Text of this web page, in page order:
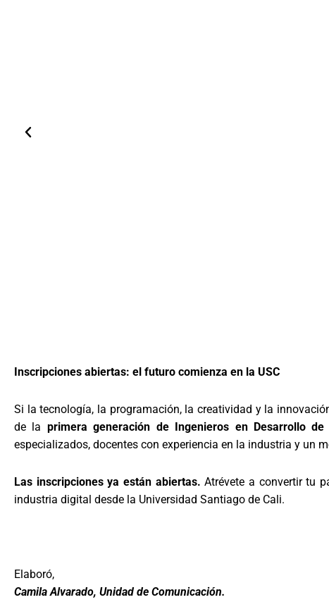
Inscripciones abiertas: el futuro comienza en la USC
Si la tecnología, la programación, la creatividad y la
de la primera generación de Ingenieros en Desarrollo de
especializados, docentes con experiencia en la industria y un
Las inscripciones ya están abiertas. Atrévete a convertir tu
industria digital desde la Universidad Santiago de Cali.
Elaboró,
Camila Alvarado, Unidad de Comunicación.